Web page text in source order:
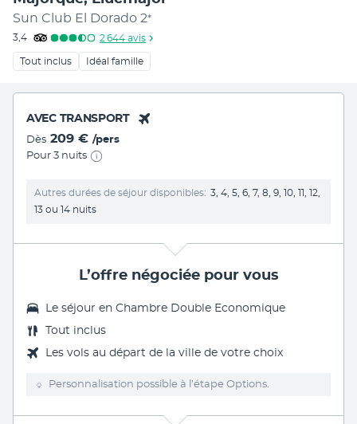
Sun Club El Dorado 2*
3,4 2 644 avis
Tout inclus Idéal famille
AVEC TRANSPORT
Dès 209 € /pers
Pour 3 nuits
Autres durées de séjour disponibles
3, 4, 5, 6, 7, 8, 9, 10, 11, 12,
13 ou 14 nuits
L’offre négociée pour vous
Le séjour en Chambre Double Economique
Tout inclus
Les vols au départ de la ville de votre choix
Personnalisation possible à l’étape Options.